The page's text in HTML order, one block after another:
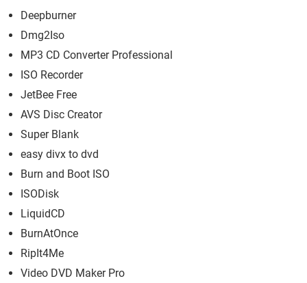
Deepburner
Dmg2Iso
MP3 CD Converter Professional
ISO Recorder
JetBee Free
AVS Disc Creator
Super Blank
easy divx to dvd
Burn and Boot ISO
ISODisk
LiquidCD
BurnAtOnce
RipIt4Me
Video DVD Maker Pro